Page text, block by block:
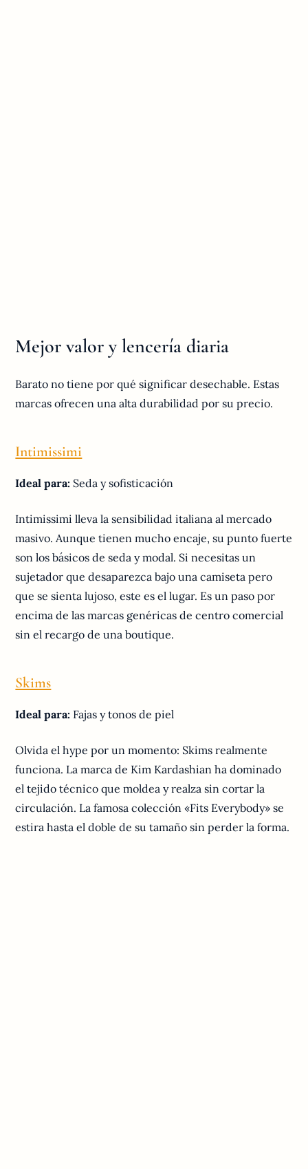
Mejor valor y lencería diaria
Barato no tiene por qué significar desechable. Estas
marcas ofrecen una alta durabilidad por su precio.
Intimissimi
Ideal para: Seda y sofisticación
Intimissimi lleva la sensibilidad italiana al mercado
masivo. Aunque tienen mucho encaje, su punto fuerte
son los básicos de seda y modal. Si necesitas un
sujetador que desaparezca bajo una camiseta pero
que se sienta lujoso, este es el lugar. Es un paso por
encima de las marcas genéricas de centro comercial
sin el recargo de una boutique.
Skims
Ideal para: Fajas y tonos de piel
Olvida el hype por un momento: Skims realmente
funciona. La marca de Kim Kardashian ha dominado
el tejido técnico que moldea y realza sin cortar la
circulación. La famosa colección «Fits Everybody» se
estira hasta el doble de su tamaño sin perder la forma.